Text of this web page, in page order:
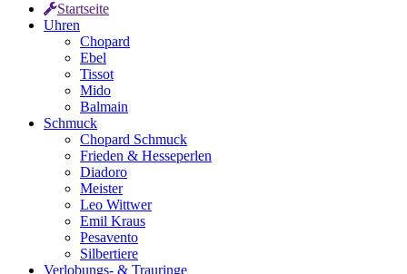
Startseite
Uhren
Chopard
Ebel
Tissot
Mido
Balmain
Schmuck
Chopard Schmuck
Frieden & Hesseperlen
Diadoro
Meister
Leo Wittwer
Emil Kraus
Pesavento
Silbertiere
Verlobungs- & Trauringe